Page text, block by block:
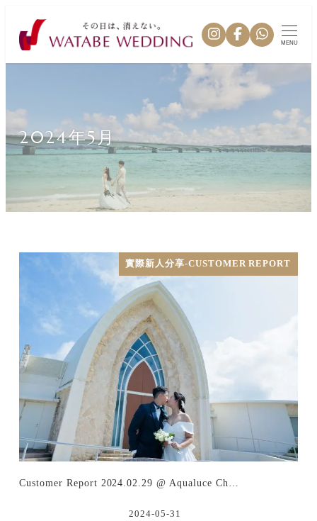
MENU
2024年5月
實際新人分享-CUSTOMER REPORT
Customer Report 2024.02.29 @ Aqualuce Ch…
2024-05-31